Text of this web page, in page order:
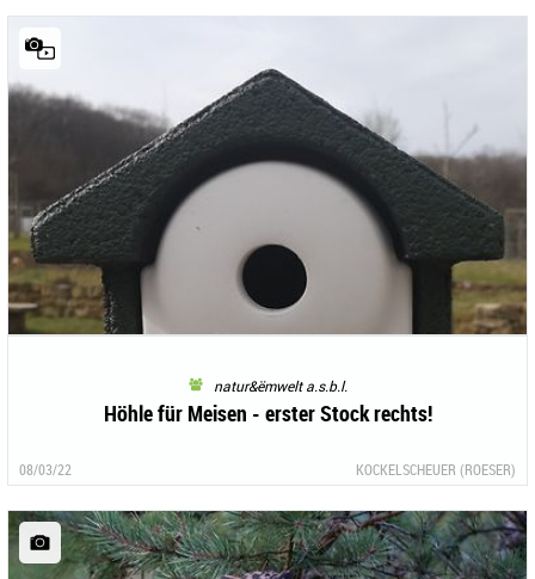
natur&ëmwelt a.s.b.l.
Höhle für Meisen - erster Stock rechts!
08/03/22 KOCKELSCHEUER (ROESER)